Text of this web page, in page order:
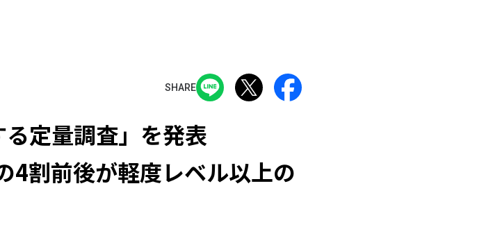
SHARE
る定量調査」を発表
4割前後が軽度レベル以上の